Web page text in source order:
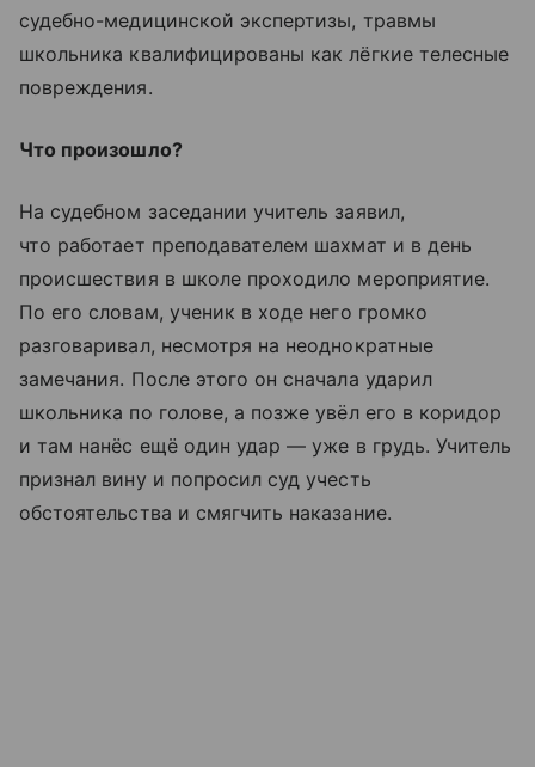
судебно-медицинской экспертизы, травмы
школьника квалифицированы как лёгкие телесные
повреждения.
Что произошло?
На судебном заседании учитель заявил,
что работает преподавателем шахмат и в день
происшествия в школе проходило мероприятие.
По его словам, ученик в ходе него громко
разговаривал, несмотря на неоднократные
замечания. После этого он сначала ударил
школьника по голове, а позже увёл его в коридор
и там нанёс ещё один удар — уже в грудь. Учитель
признал вину и попросил суд учесть
обстоятельства и смягчить наказание.